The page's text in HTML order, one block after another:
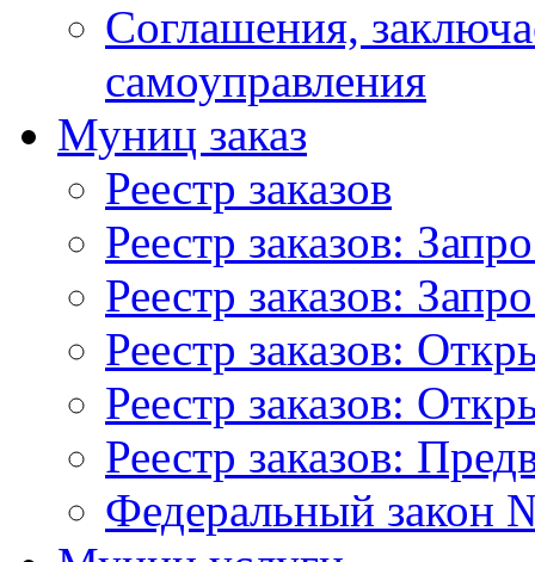
Соглашения,
самоуправления
Муниц заказ
Реестр заказов
Реестр заказов:
Реестр заказов:
Реестр заказов:
Реестр заказов:
Реестр заказов:
Федеральный закон